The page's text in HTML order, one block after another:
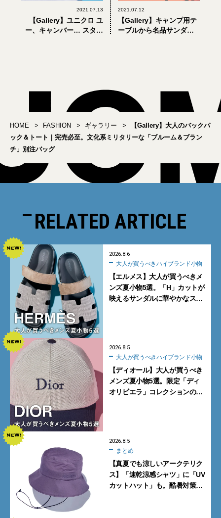
2021.07.13
【Gallery】ユニクロ ユ
ー、キャンバー… スタイ
2021.07.12
【Gallery】キャンプ用テ
ーブルから名品サンダル
HOME FASHION ギャラリー
【Gallery】大人のバックパ
ック＆トート｜完売必至。文化系ミリタリーな「ブルーム＆ブラン
チ」別注バッグ
RELATED ARTICLE
2026.8.6
大人が買うべきハイブランド小物
【エルメス】大人が買うべきメ
ンズ夏小物5選。「H」カットが
映えるサンダルに華やかなス
2026.8.5
大人が買うべきハイブランド小物
【ディオール】大人が買うべき
メンズ夏小物5選。限定「ディ
オリビエラ」コレクションの
2026.8.5
まとめ
【真夏でも涼しいアークテリク
ス】「速乾涼感シャツ」に「UV
カットハット」も。酷暑対策に